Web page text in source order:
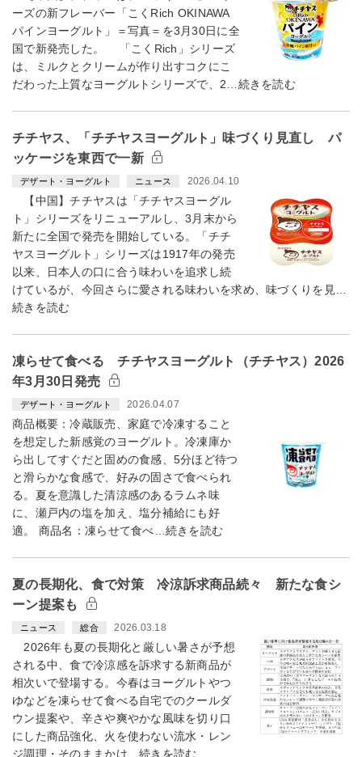
ーズの新フレーバー「こくRich OKINAWA
パインヨーグルト」＝写真＝を3月30日に全
国で新発売した。 「こくRich」シリーズ
は、ミルクとクリームが作り出すコクにこ
だわった上質なヨーグルトシリーズで、2…続きを読む
チチヤス、「チチヤスヨーグルト」味づくり見直し パ
ッケージを東西で一新
デザート・ヨーグルト ニュース 2026.04.10
【中国】チチヤスは「チチヤスヨーグル
ト」シリーズをリニューアルし、3月末から
新たに全国で発売を開始している。「チチ
ヤスヨーグルト」シリーズは1917年の発売
以来、日本人の口に合う味わいを追求し続
けているが、今回さらに愛される味わいを求め、味づくりを見…
続きを読む
凍らせて食べる チチヤスヨーグルト（チチヤス）2026
年3月30日発売
デザート・ヨーグルト 2026.04.07
商品概要：冷蔵販売、家庭で冷凍すること
を想定した新感覚のヨーグルト。冷凍庫か
ら出してすぐだと固めの食感、5分ほど待つ
と滑らかな食感で、好みの固さで食べられ
る。夏を意識した清涼感のあるラムネ味
に、瀬戸内の塩を加え、塩分補給にも好
適。 商品名：凍らせて食べ…続きを読む
夏の長期化、食で対策 冷涼訴求商品続々 新たな食シ
ーン提案も
ニュース 総合 2026.03.18
2026年も夏の長期化と厳しい暑さが予想
される中、食で冷涼感を訴求する新商品が
相次いで登場する。今春はヨーグルトやつ
ゆなどを凍らせて食べる自宅でのクールダ
ウン提案や、辛さや爽やかな風味を切り口
にした商品強化、火を使わない流水・レン
ジ調理・そのままかけ…続きを読む